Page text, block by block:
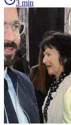
3 min